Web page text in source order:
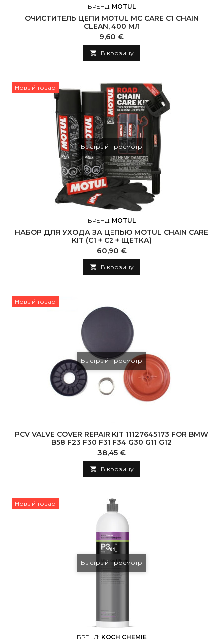
БРЕНД: MOTUL
ОЧИСТИТЕЛЬ ЦЕПИ MOTUL MC CARE C1 CHAIN
CLEAN, 400 МЛ
Цена
9,60 €
 В корзину
Новый товар
Быстрый просмотр
БРЕНД: MOTUL
НАБОР ДЛЯ УХОДА ЗА ЦЕПЬЮ MOTUL CHAIN CARE
KIT (C1 + C2 + ЩЕТКА)
Цена
60,90 €
 В корзину
Новый товар
Быстрый просмотр
PCV VALVE COVER REPAIR KIT 11127645173 FOR BMW
B58 F23 F30 F31 F34 G30 G11 G12
Цена
38,45 €
 В корзину
Новый товар
Быстрый просмотр
БРЕНД: KOCH CHEMIE